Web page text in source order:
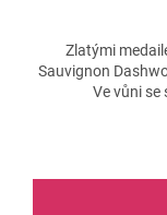
Zlatými
Sauvignon
Ve vůni